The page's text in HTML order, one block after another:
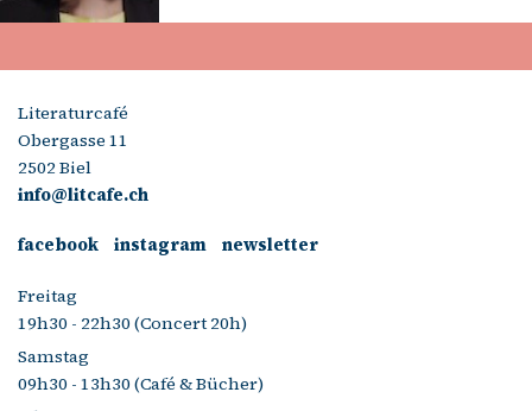
Literaturcafé
Obergasse 11
2502 Biel
info@litcafe.ch
facebook instagram newsletter
Freitag
19h30 - 22h30 (Concert 20h)
Samstag
09h30 - 13h30 (Café & Bücher)